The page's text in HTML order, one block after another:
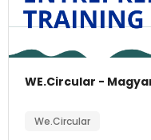
WE.Circular -
We.Circular